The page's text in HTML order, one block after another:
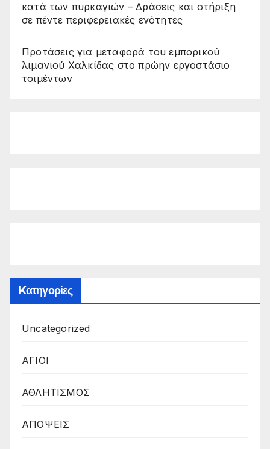
κατά των πυρκαγιών – Δράσεις και στήριξη
σε πέντε περιφερειακές ενότητες
Προτάσεις για μεταφορά του εμπορικού
λιμανιού Χαλκίδας στο πρώην εργοστάσιο
τσιμέντων
Kατηγορίες
Uncategorized
ΑΓΙΟΙ
ΑΘΛΗΤΙΣΜΟΣ
ΑΠΟΨΕΙΣ